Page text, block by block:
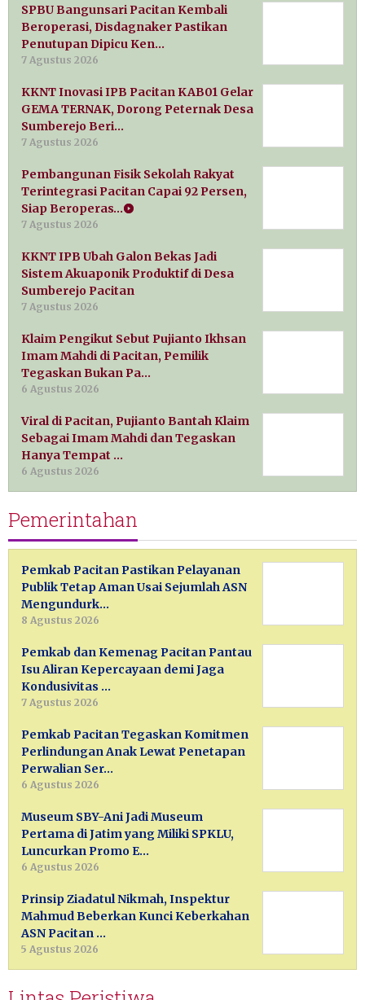
SPBU Bangunsari Pacitan Kembali
Beroperasi, Disdagnaker Pastikan
Penutupan Dipicu Ken…
7 Agustus 2026
KKNT Inovasi IPB Pacitan KAB01 Gelar
GEMA TERNAK, Dorong Peternak Desa
Sumberejo Beri…
7 Agustus 2026
Pembangunan Fisik Sekolah Rakyat
Terintegrasi Pacitan Capai 92 Persen,
Siap Beroperas…
7 Agustus 2026
KKNT IPB Ubah Galon Bekas Jadi
Sistem Akuaponik Produktif di Desa
Sumberejo Pacitan
7 Agustus 2026
Klaim Pengikut Sebut Pujianto Ikhsan
Imam Mahdi di Pacitan, Pemilik
Tegaskan Bukan Pa…
6 Agustus 2026
Viral di Pacitan, Pujianto Bantah Klaim
Sebagai Imam Mahdi dan Tegaskan
Hanya Tempat …
6 Agustus 2026
Pemerintahan
Pemkab Pacitan Pastikan Pelayanan
Publik Tetap Aman Usai Sejumlah ASN
Mengundurk…
8 Agustus 2026
Pemkab dan Kemenag Pacitan Pantau
Isu Aliran Kepercayaan demi Jaga
Kondusivitas …
7 Agustus 2026
Pemkab Pacitan Tegaskan Komitmen
Perlindungan Anak Lewat Penetapan
Perwalian Ser…
6 Agustus 2026
Museum SBY-Ani Jadi Museum
Pertama di Jatim yang Miliki SPKLU,
Luncurkan Promo E…
6 Agustus 2026
Prinsip Ziadatul Nikmah, Inspektur
Mahmud Beberkan Kunci Keberkahan
ASN Pacitan …
5 Agustus 2026